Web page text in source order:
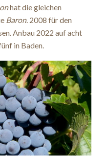
hat die gleichen
Baron. 2008 für den
Anbau 2022 auf acht
in Baden.